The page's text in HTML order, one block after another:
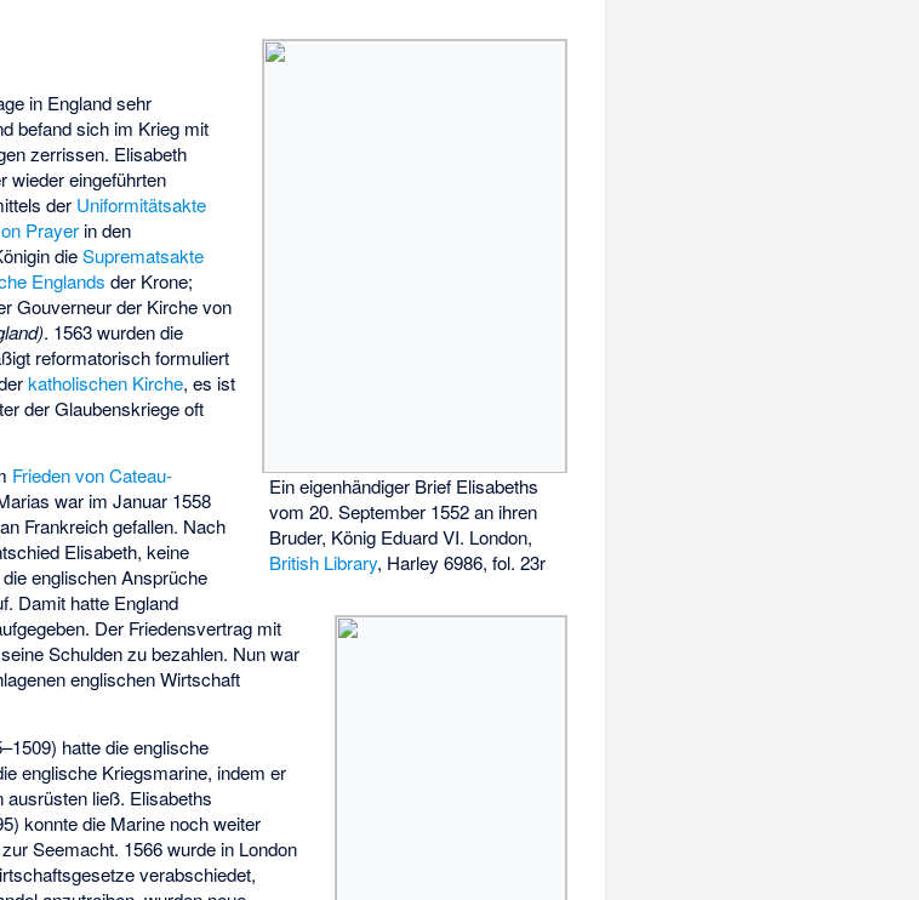
Ein eigenhändiger Brief Elisabeths
vom 20. September 1552 an ihren
Bruder, König Eduard VI. London,
British Library, Harley 6986, fol. 23r
in England sehr
befand sich im Krieg mit
zerrissen. Elisabeth
wieder eingeführten
der Uniformitätsakte
Prayer in den
dieSuprematsakte
Englands der Krone;
Gouverneur der Kirche von
. 1563 wurden die
reformatorisch formuliert
katholischen Kirche, es ist
der Glaubenskriege oft
Frieden von Cateau-
war im Januar 1558
Frankreich gefallen. Nach
Elisabeth, keine
englischen Ansprüche
Damit hatte England
Der Friedensvertrag mit
Schulden zu bezahlen. Nun war
englischen Wirtschaft
hatte die englische
englische Kriegsmarine, indem er
ausrüsten ließ. Elisabeths
konnte die Marine noch weiter
Seemacht. 1566 wurde in London
verabschiedet,